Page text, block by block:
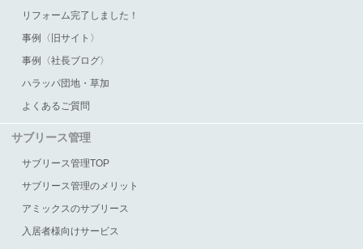
リフォーム完了しました！
事例〈旧サイト〉
事例〈社長ブログ〉
ハラッパ団地・草加
よくあるご質問
サブリース管理
サブリース管理TOP
サブリース管理のメリット
アミックスのサブリース
入居者様向けサービス